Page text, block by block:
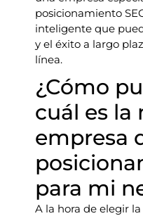
posicionamiento
inteligente que
y el éxito a largo
línea.
¿Cómo
cuál es la
empresa
para mi
A la hora de elegir